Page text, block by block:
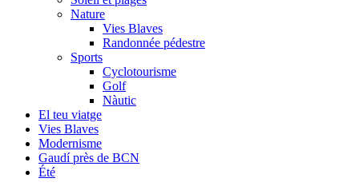
Nature
Vies Blaves
Randonnée pédestre
Sports
Cyclotourisme
Golf
Nàutic
El teu viatge
Vies Blaves
Modernisme
Gaudí près de BCN
Été